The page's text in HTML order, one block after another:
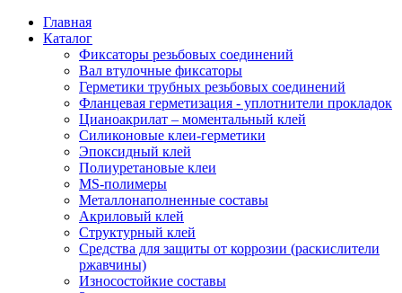
Главная
Каталог
Фиксаторы резьбовых соединений
Вал втулочные фиксаторы
Герметики трубных резьбовых соединений
Фланцевая герметизация - уплотнители прокладок
Цианоакрилат – моментальный клей
Силиконовые клеи-герметики
Эпоксидный клей
Полиуретановые клеи
MS-полимеры
Металлонаполненные составы
Акриловый клей
Структурный клей
Средства для защиты от коррозии (раскислители
ржавчины)
Износостойкие составы